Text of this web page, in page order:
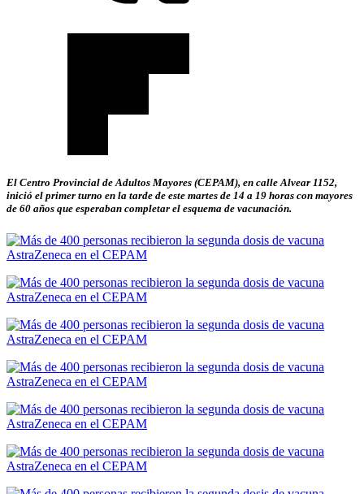
El Centro Provincial de Adultos Mayores (CEPAM), en calle Alvear 1152,
inició el primer turno en la tarde de este martes de 14 a 19 horas con mayores
de 60 años que esperaban completar el esquema de vacunación.